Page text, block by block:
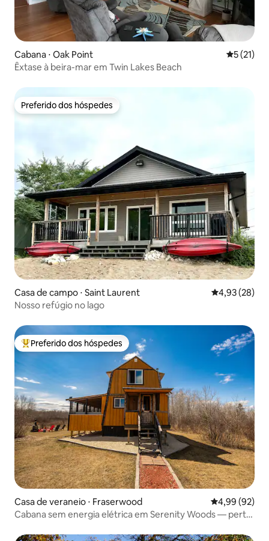
Cabana ⋅ Oak Point 5 de uma
5 (21)
Êxtase à beira-mar em Twin Lakes Beach
Preferido dos hóspedes
Preferido dos hóspedes
Casa de campo ⋅ Saint Laurent 4,93 de uma
4,93 (28)
Nosso refúgio no lago
Entre os melhores preferidos dos hóspedes
Preferido dos hóspedes
Casa de veraneio ⋅ Fraserwood 4,99 de uma
4,99 (92)
Cabana sem energia elétrica em Serenity Woods — perto